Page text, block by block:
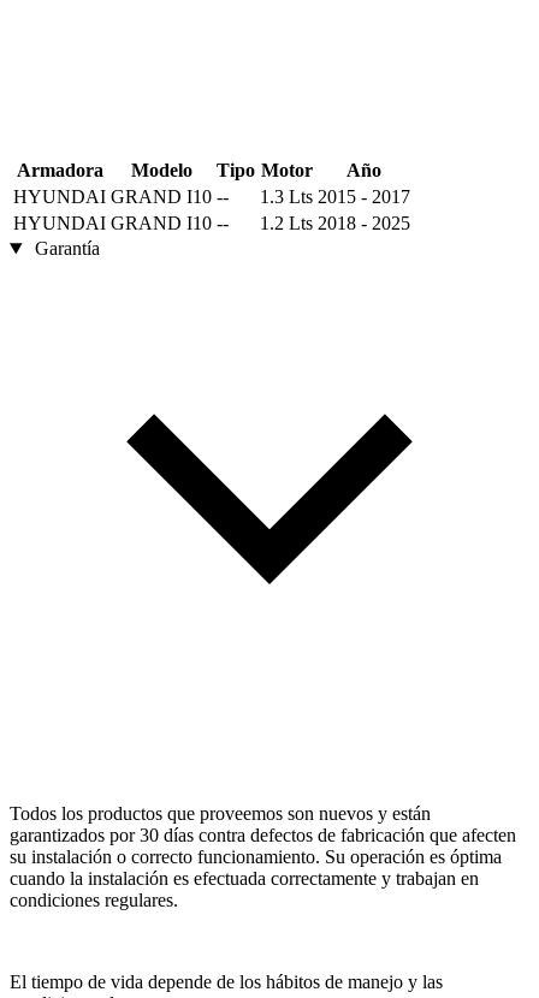
Armadora Modelo Tipo Motor
Año
HYUNDAI GRAND I10 -- 1.3 Lts 2015 - 2017
HYUNDAI GRAND I10 -- 1.2 Lts 2018 - 2025
Garantía
Todos los productos que proveemos son nuevos y están
garantizados por 30 días contra defectos de fabricación que afecten
su instalación o correcto funcionamiento. Su operación es óptima
cuando la instalación es efectuada correctamente y trabajan en
condiciones regulares.
El tiempo de vida depende de los hábitos de manejo y las